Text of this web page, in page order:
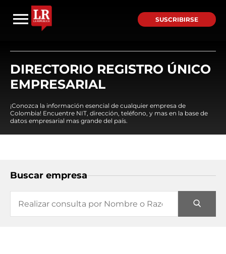
SUSCRIBIRSE
DIRECTORIO REGISTRO ÚNICO
EMPRESARIAL
¡Conozca la información esencial de cualquier empresa de
Colombia! Encuentre NIT, dirección, teléfono, y mas en la base de
datos empresarial mas grande del país.
Buscar empresa